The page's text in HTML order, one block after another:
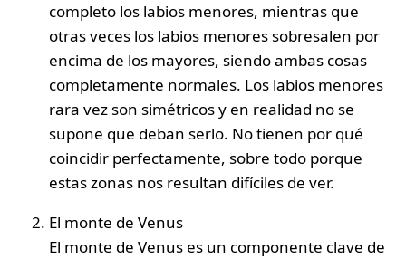
completo los labios menores, mientras que
otras veces los labios menores sobresalen por
encima de los mayores, siendo ambas cosas
completamente normales. Los labios menores
rara vez son simétricos y en realidad no se
supone que deban serlo. No tienen por qué
coincidir perfectamente, sobre todo porque
estas zonas nos resultan difíciles de ver.
El monte de Venus
El monte de Venus es un componente clave de